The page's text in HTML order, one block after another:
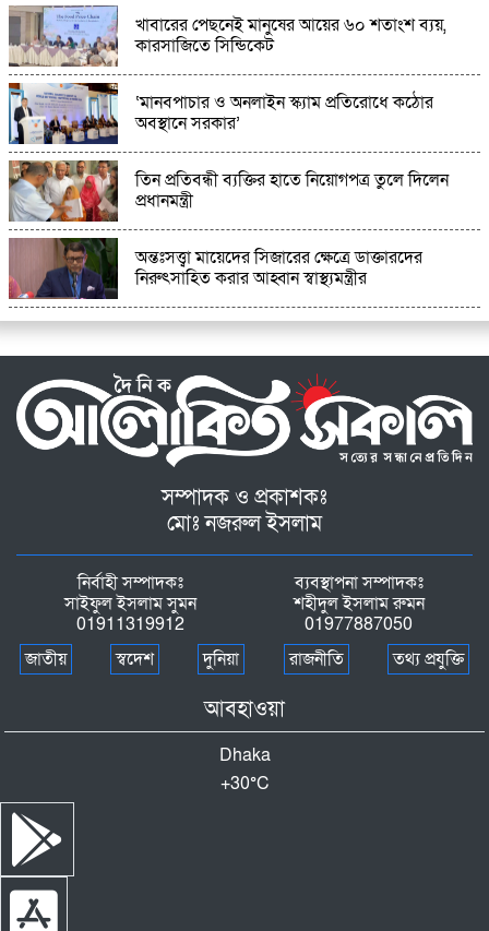
খাবারের পেছনেই মানুষের আয়ের ৬০ শতাংশ ব্যয়,
কারসাজিতে সিন্ডিকেট
‘মানবপাচার ও অনলাইন স্ক্যাম প্রতিরোধে কঠোর
অবস্থানে সরকার’
তিন প্রতিবন্ধী ব্যক্তির হাতে নিয়োগপত্র তুলে দিলেন
প্রধানমন্ত্রী
অন্তঃসত্ত্বা মায়েদের সিজারের ক্ষেত্রে ডাক্তারদের
নিরুৎসাহিত করার আহ্বান স্বাস্থ্যমন্ত্রীর
সম্পাদক ও প্রকাশকঃ
মোঃ নজরুল ইসলাম
নির্বাহী সম্পাদকঃ
সাইফুল ইসলাম সুমন
01911319912
ব্যবস্থাপনা সম্পাদকঃ
শহীদুল ইসলাম রুমন
01977887050
জাতীয়
স্বদেশ দুনিয়া রাজনীতি তথ্য প্রযুক্তি
আবহাওয়া
Dhaka
+30°C